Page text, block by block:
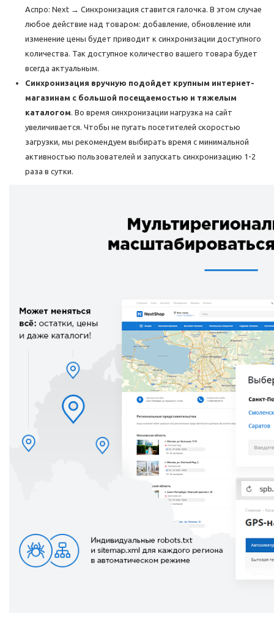
Аспро: Next → Синхронизация ставится галочка. В этом случае
любое действие над товаром: добавление, обновление или
изменение цены будет приводит к синхронизации доступного
количества. Так доступное количество вашего товара будет
всегда актуальным.
Синхронизация вручную подойдет крупным интернет-
магазинам с большой посещаемостью и тяжелым
каталогом. Во время синхронизации нагрузка на сайт
увеличивается. Чтобы не пугать посетителей скоростью
загрузки, мы рекомендуем выбирать время с минимальной
активностью пользователей и запускать синхронизацию 1-2
раза в сутки.